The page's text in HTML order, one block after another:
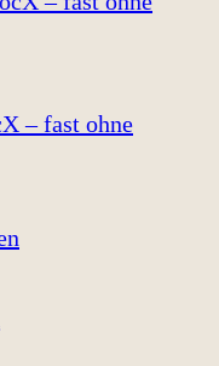
– fast ohne